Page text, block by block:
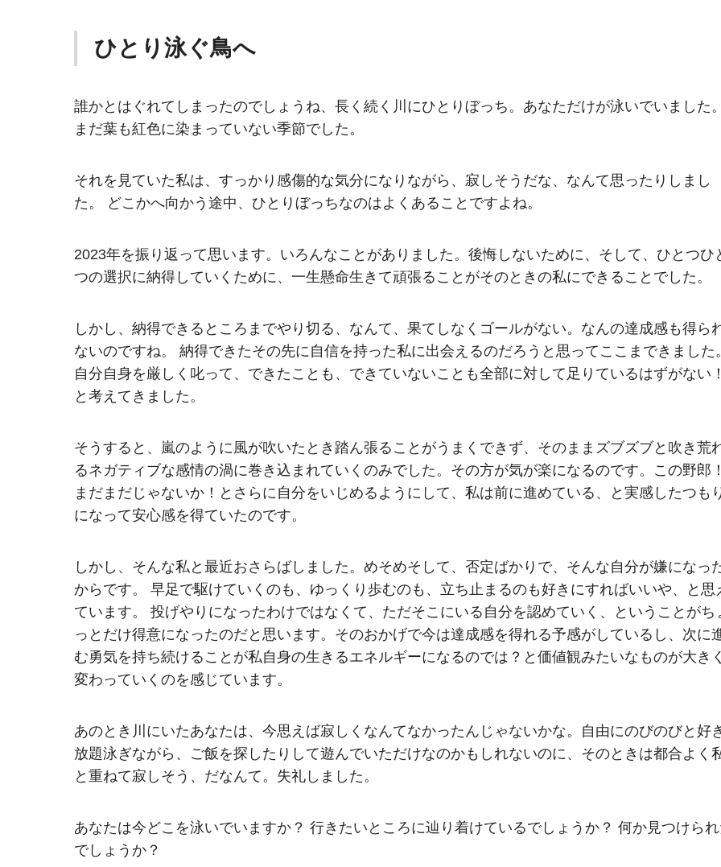
ひとり泳ぐ鳥へ
誰かとはぐれてしまったのでしょうね、長く続く川にひとりぼっち。あなただけが泳いでいました
まだ葉も紅色に染まっていない季節でした。
それを見ていた私は、すっかり感傷的な気分になりながら、寂しそうだな、なんて思ったりしまし
た。 どこかへ向かう途中、ひとりぼっちなのはよくあることですよね。
2023年を振り返って思います。いろんなことがありました。後悔しないために、そして、ひとつひ
つの選択に納得していくために、一生懸命生きて頑張ることがそのときの私にできることでした。
しかし、納得できるところまでやり切る、なんて、果てしなくゴールがない。なんの達成感も得ら
ないのですね。 納得できたその先に自信を持った私に出会えるのだろうと思ってここまできました
自分自身を厳しく叱って、できたことも、できていないことも全部に対して足りているはずがない
と考えてきました。
そうすると、嵐のように風が吹いたとき踏ん張ることがうまくできず、そのままズブズブと吹き荒
るネガティブな感情の渦に巻き込まれていくのみでした。その方が気が楽になるのです。この野郎
まだまだじゃないか！とさらに自分をいじめるようにして、私は前に進めている、と実感したつも
になって安心感を得ていたのです。
しかし、そんな私と最近おさらばしました。めそめそして、否定ばかりで、そんな自分が嫌になっ
からです。 早足で駆けていくのも、ゆっくり歩むのも、立ち止まるのも好きにすればいいや、と思
ています。 投げやりになったわけではなくて、ただそこにいる自分を認めていく、ということがち
っとだけ得意になったのだと思います。そのおかげで今は達成感を得れる予感がしているし、次に
む勇気を持ち続けることが私自身の生きるエネルギーになるのでは？と価値観みたいなものが大き
変わっていくのを感じています。
あのとき川にいたあなたは、今思えば寂しくなんてなかったんじゃないかな。自由にのびのびと好
放題泳ぎながら、ご飯を探したりして遊んでいただけなのかもしれないのに、そのときは都合よく
と重ねて寂しそう、だなんて。失礼しました。
あなたは今どこを泳いでいますか？ 行きたいところに辿り着けているでしょうか？ 何か見つけら
でしょうか？